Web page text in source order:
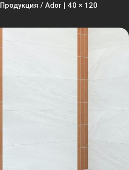
Продукция / Ador | 40 × 120